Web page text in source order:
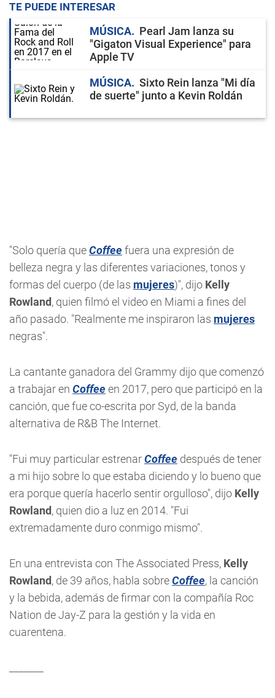
TE PUEDE INTERESAR
MÚSICA
Pearl Jam lanza su
"Gigaton Visual Experience" para
Apple TV
MÚSICA
Sixto Rein lanza "Mi día
de suerte" junto a Kevin Roldán
"Solo quería queCoffee fuera una expresión de
belleza negra y las diferentes variaciones, tonos y
formas del cuerpo (de las mujeres)", dijo Kelly
Rowland, quien filmó el video en Miami a fines del
año pasado. "Realmente me inspiraron las mujeres
negras".
La cantante ganadora del Grammy dijo que comenzó
a trabajar en Coffee en 2017, pero que participó en la
canción, que fue co-escrita por Syd, de la banda
alternativa de R&B The Internet.
"Fui muy particular estrenarCoffee después de tener
a mi hijo sobre lo que estaba diciendo y lo bueno que
era porque quería hacerlo sentir orgulloso", dijo Kelly
Rowland, quien dio a luz en 2014. "Fui
extremadamente duro conmigo mismo".
En una entrevista con The Associated Press, Kelly
Rowland, de 39 años, habla sobreCoffee, la canción
y la bebida, además de firmar con la compañía Roc
Nation de Jay-Z para la gestión y la vida en
cuarentena.